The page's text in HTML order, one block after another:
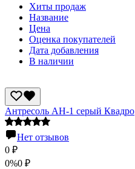
Хиты продаж
Название
Цена
Оценка покупателей
Дата добавления
В наличии
Антресоль АН-1 серый Квадро
Нет отзывов
0 ₽
0%0 ₽